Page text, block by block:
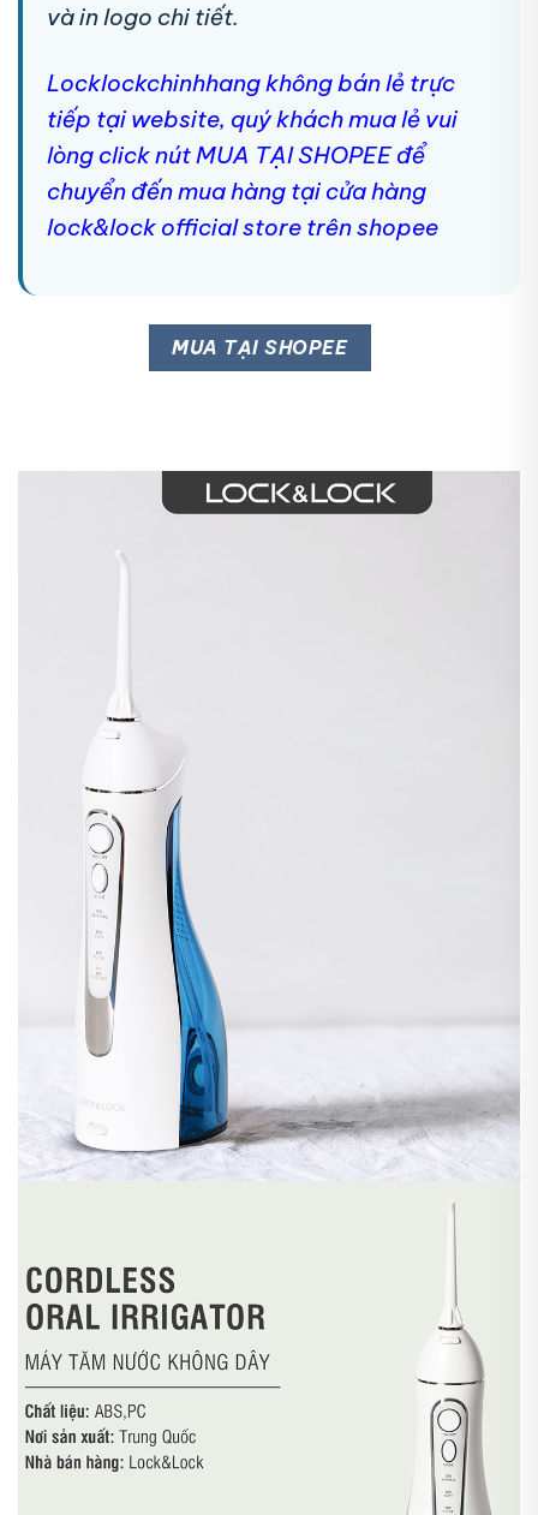
và in logo chi tiết.
Locklockchinhhang không bán lẻ trực
tiếp tại website, quý khách mua lẻ vui
lòng click nút MUA TẠI SHOPEE để
chuyển đến mua hàng tại cửa hàng
lock&lock official store trên shopee
MUA TẠI SHOPEE